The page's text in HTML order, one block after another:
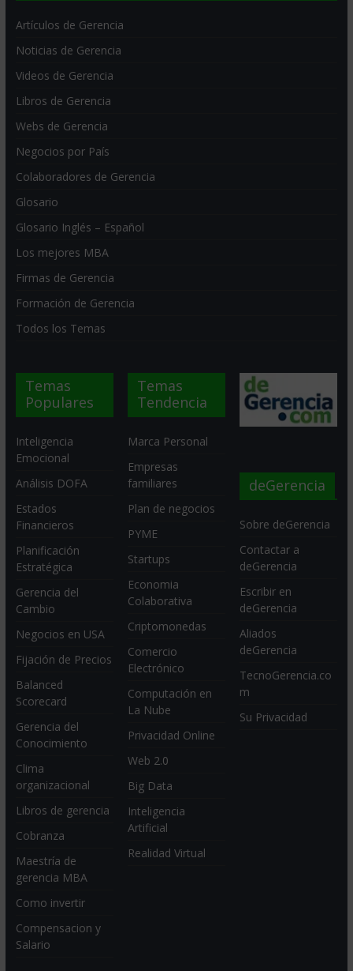
Artículos de Gerencia
Noticias de Gerencia
Videos de Gerencia
Libros de Gerencia
Webs de Gerencia
Negocios por País
Colaboradores de Gerencia
Glosario
Glosario Inglés – Español
Los mejores MBA
Firmas de Gerencia
Formación de Gerencia
Todos los Temas
Temas
Populares
Inteligencia
Emocional
Análisis DOFA
Estados
Financieros
Planificación
Estratégica
Gerencia del
Cambio
Negocios en USA
Fijación de Precios
Balanced
Scorecard
Gerencia del
Conocimiento
Clima
organizacional
Libros de gerencia
Cobranza
Maestría de
gerencia MBA
Como invertir
Compensacion y
Salario
Temas
Tendencia
Marca Personal
Empresas
familiares
Plan de negocios
PYME
Startups
Economia
Colaborativa
Criptomonedas
Comercio
Electrónico
Computación en
La Nube
Privacidad Online
Web 2.0
Big Data
Inteligencia
Artificial
Realidad Virtual
deGerencia
Sobre deGerencia
Contactar a
deGerencia
Escribir en
deGerencia
Aliados
deGerencia
TecnoGerencia.co
m
Su Privacidad